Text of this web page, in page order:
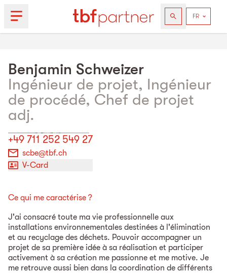
Benjamin Schweizer
Ingénieur de projet, Ingénieur
de procédé, Chef de projet
adj.
+49 711 252 549 27
scbe@tbf.ch
V-Card
Ce qui me caractérise ?
J'ai consacré toute ma vie professionnelle aux
installations environnementales destinées à l'élimination
et au recyclage des déchets. Pouvoir accompagner un
projet de sa première idée à sa réalisation et participer
activement à sa création me passionne et me motive. Je
me retrouve aussi bien dans la coordination de différents